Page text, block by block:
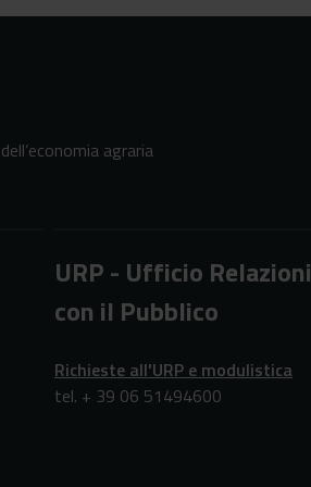
agraria
URP - Ufficio Relazioni
con il Pubblico
Richieste all'URP e modulistica
tel. + 39 06 51494600